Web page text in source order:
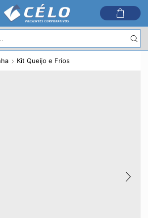
de
pesquisa
Kit Queijo e Frios